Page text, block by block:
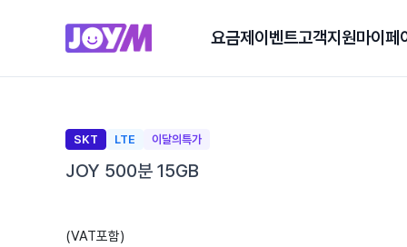
요금제 이벤트고객지원마이페
SKT LTE 이달의특가
JOY 500분 15GB
(VAT포함)